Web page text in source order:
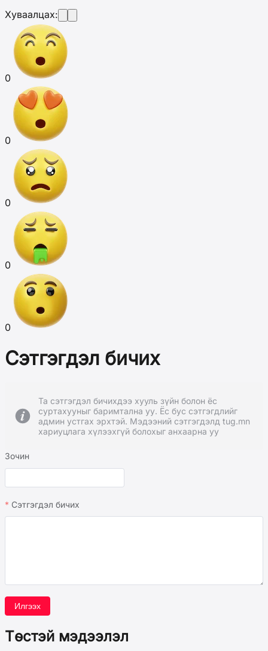
Хуваалцах:
0
0
0
0
0
Сэтгэгдэл бичих
Та сэтгэгдэл бичихдээ хууль зүйн болон ёс
суртахууныг баримтална уу. Ёс бус сэтгэгдлийг
админ устгах эрхтэй. Мэдээний сэтгэгдэлд tug.mn
хариуцлага хүлээхгүй болохыг анхаарна уу
Зочин
Сэтгэгдэл бичих
Илгээх
Төстэй мэдээлэл